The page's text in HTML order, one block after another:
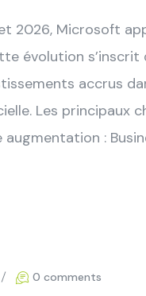
2026, Microsoft
évolution s’inscrit
accrus
Les principaux
:
0 comments